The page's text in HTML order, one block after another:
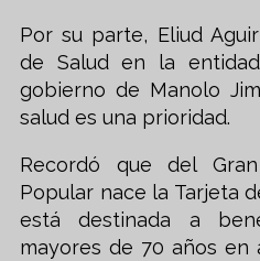
Por su parte, Eliud
de Salud en la
gobierno de Manolo
salud es una prioridad.
Recordó que del
Popular nace la Tarjeta
está destinada a
mayores de 70 años en